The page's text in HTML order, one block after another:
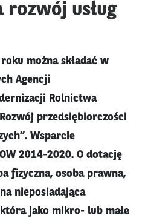
rozwój usług
można składać w
Agencji
Rolnictwa
przedsiębiorczości
Wsparcie
2014-2020. O dotację
fizyczna, osoba prawna,
nieposiadająca
jako mikro- lub małe